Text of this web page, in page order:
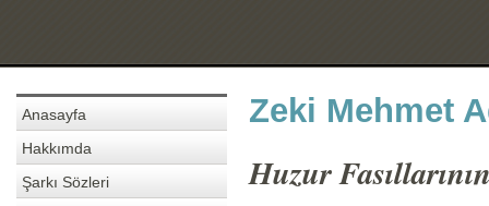
Anasayfa
Hakkımda
Şarkı Sözleri
Zeki Mehmet
Huzur